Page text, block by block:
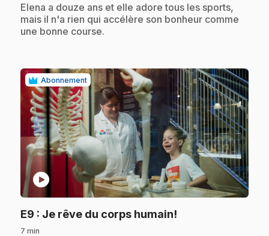
.Elena a douze ans et elle adore tous les sports,
mais il n'a rien qui accélère son bonheur comme
une bonne course.
Abonnement
play_circle
E9 : Je rêve du corps humain!
7 min